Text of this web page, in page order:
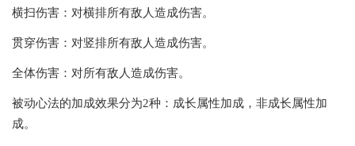
横扫伤害：对横排所有敌人造成伤害。
贯穿伤害：对竖排所有敌人造成伤害。
全体伤害：对所有敌人造成伤害。
被动心法的加成效果分为2种：成长属性加成，非成长属性加
成。